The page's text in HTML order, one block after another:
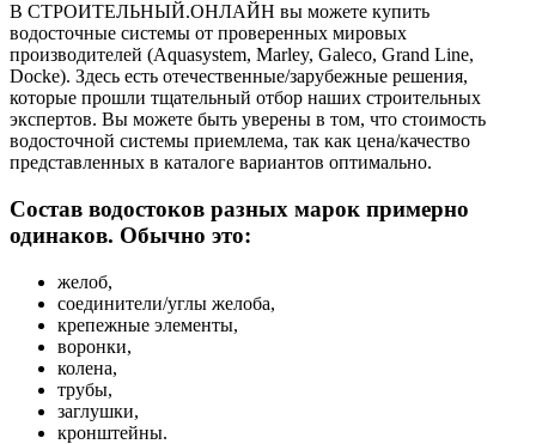
В СТРОИТЕЛЬНЫЙ.ОНЛАЙН вы можете купить
водосточные системы от проверенных мировых
производителей (Aquasystem, Marley, Galeco, Grand Line,
Docke). Здесь есть отечественные/зарубежные решения,
которые прошли тщательный отбор наших строительных
экспертов. Вы можете быть уверены в том, что стоимость
водосточной системы приемлема, так как цена/качество
представленных в каталоге вариантов оптимально.
Состав водостоков разных марок примерно
одинаков. Обычно это:
желоб,
соединители/углы желоба,
крепежные элементы,
воронки,
колена,
трубы,
заглушки,
кронштейны.